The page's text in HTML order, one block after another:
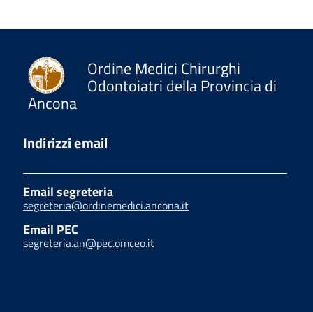
Ordine Medici Chirurghi
Odontoiatri della Provincia di
Ancona
Indirizzi email
Email segreteria
segreteria@ordinemedici.ancona.it
Email PEC
segreteria.an@pec.omceo.it